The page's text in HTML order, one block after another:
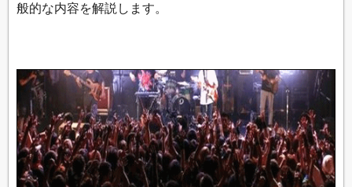
般的な内容を解説します。